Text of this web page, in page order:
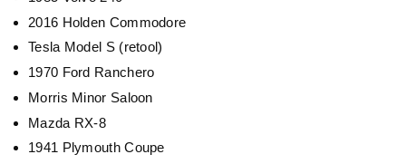
2016 Holden Commodore
Tesla Model S (retool)
1970 Ford Ranchero
Morris Minor Saloon
Mazda RX-8
1941 Plymouth Coupe